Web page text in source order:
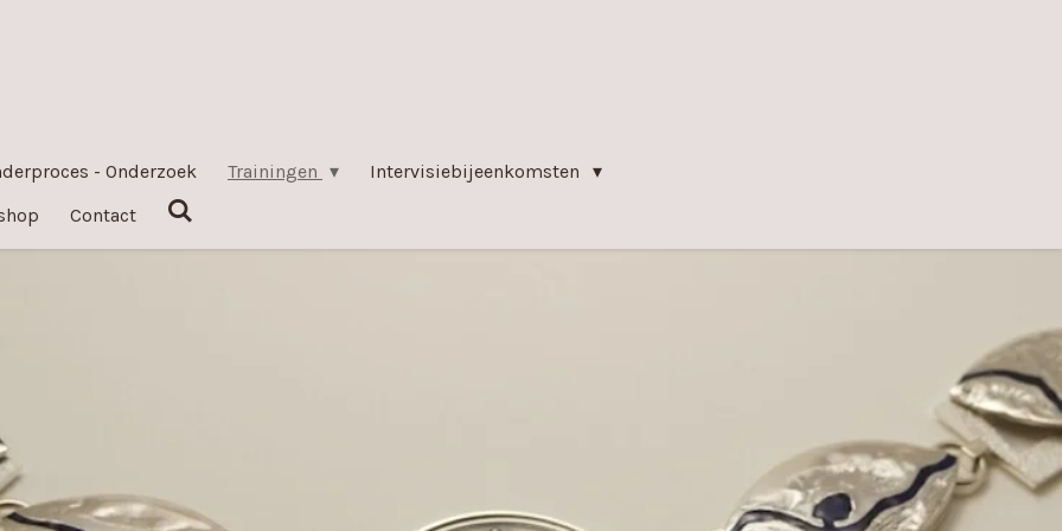
- Onderzoek Trainingen
Intervisiebijeenkomsten
Contact